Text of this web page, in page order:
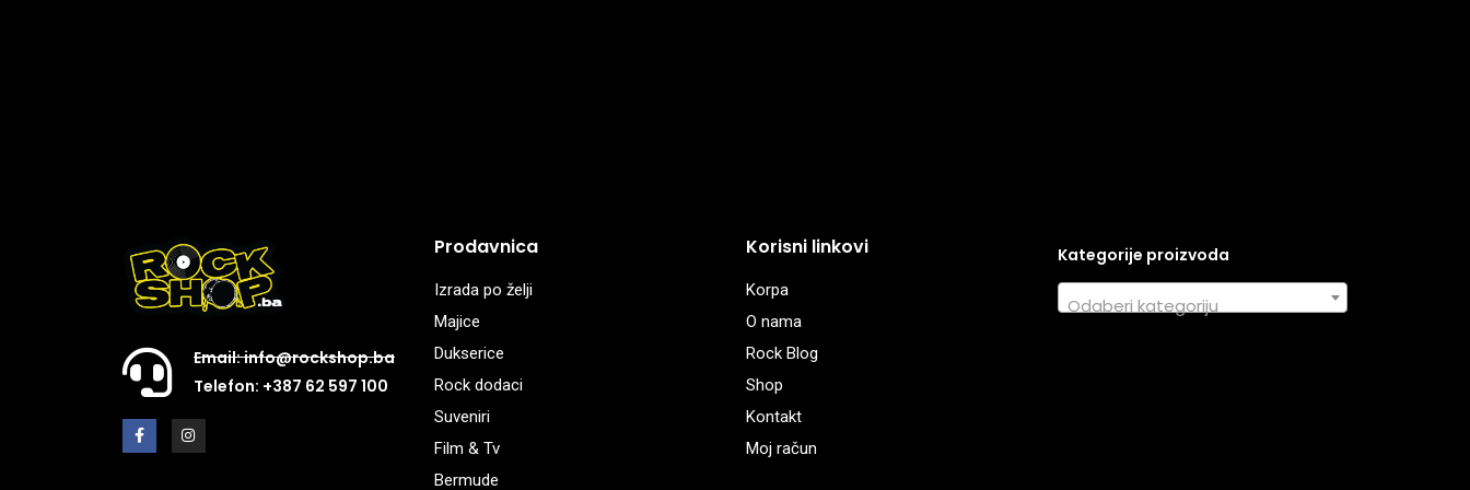
Email: info@rockshop.ba
Telefon: +387 62 597 100
Prodavnica
Izrada po želji
Majice
Dukserice
Rock dodaci
Suveniri
Film & Tv
Bermude
Korisni linkovi
Korpa
O nama
Rock Blog
Shop
Kontakt
Moj račun
Kategorije proizvoda
Odaberi kategoriju